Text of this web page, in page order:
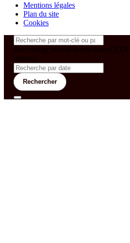
Mentions légales
Plan du site
Cookies
&& config('laravel-theme-
'neves')
Rechercher